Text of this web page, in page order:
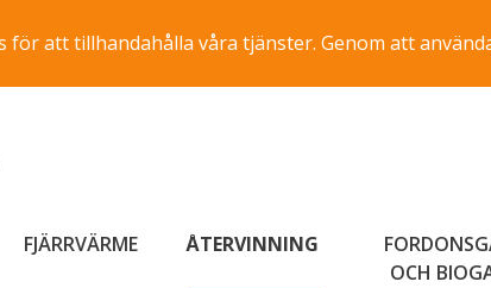
för att tillhandahålla våra tjänster. Genom att
FJÄRRVÄRME ÅTERVINNING
OCH